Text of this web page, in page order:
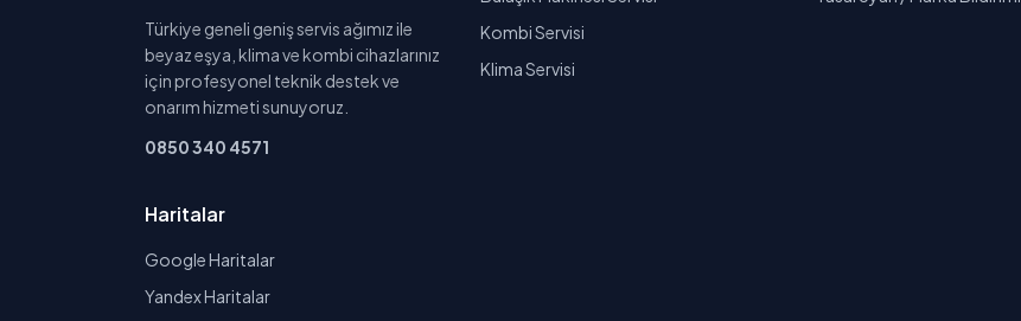
Türkiye geneli geniş servis ağımız ile
beyaz eşya, klima ve kombi cihazlarınız
için profesyonel teknik destek ve
onarım hizmeti sunuyoruz.
0850 340 4571
Kombi Servisi
Klima Servisi
Haritalar
Google Haritalar
Yandex Haritalar